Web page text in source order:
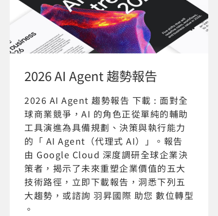
2026 AI Agent 趨勢報告
2026 AI Agent 趨勢報告 下載 : 面對全
球商業競爭，AI 的角色正從單純的輔助
工具演進為具備規劃、決策與執行能力
的「 AI Agent（代理式 AI）」。報告
由 Google Cloud 深度調研全球企業決
策者，揭示了未來重塑企業價值的五大
技術路徑，立即下載報告，洞悉下列五
大趨勢，或諮詢 羽昇國際 助您 數位轉型
。